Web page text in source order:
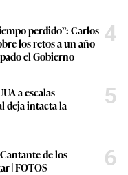
perdido”: Carlos
los retos a un año
el Gobierno
4
a escalas
deja intacta la
5
de los
| FOTOS
6